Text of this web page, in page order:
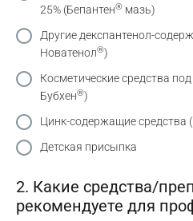
25% (Бепантен® мазь)
Другие декспантенол-
Новатенол®)
Косметические средства
Бубхен®)
Цинк-содержащие средства
Детская присыпка
2. Какие средства/
рекомендуете для